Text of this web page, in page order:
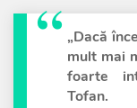
„Dacă
mult mai
foarte
Tofan.